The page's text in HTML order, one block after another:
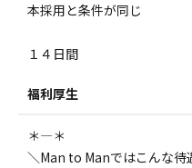
本採用と条件が同じ
１４日間
福利厚生
＊――――――――――――――――＊
＼Man to Manではこんな待